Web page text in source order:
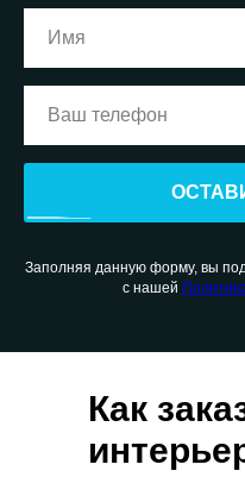
Заполняя данную форму, вы
с нашей
Как